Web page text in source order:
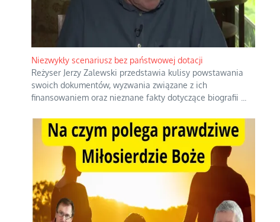
Niezwykły scenariusz bez państwowej dotacji
Reżyser Jerzy Zalewski przedstawia kulisy powstawania
swoich dokumentów, wyzwania związane z ich
finansowaniem oraz nieznane fakty dotyczące biografii